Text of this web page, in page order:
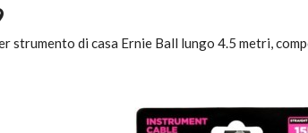
strumento di casa Ernie Ball lungo 4.5 metri,